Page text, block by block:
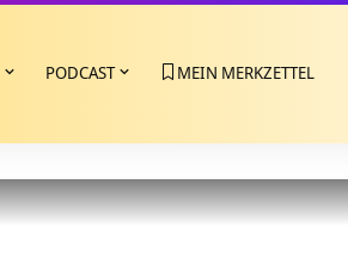
PODCAST MEIN MERKZETTEL